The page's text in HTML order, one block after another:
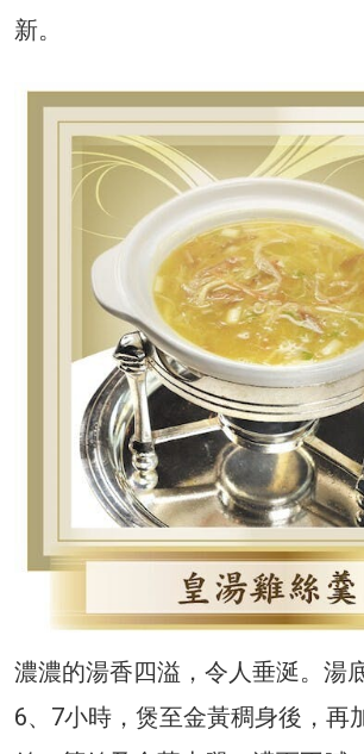
新。
濃濃的湯香四溢，令人垂涎。湯
6、7小時，煲至金黃稠身後，再